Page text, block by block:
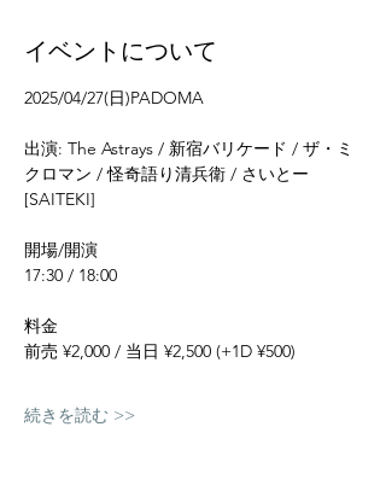
イベントについて
2025/04/27(日)PADOMA
出演: The Astrays / 新宿バリケード / ザ・ミ
クロマン / 怪奇語り清兵衛 / さいとー
[SAITEKI]
開場/開演
17:30 / 18:00
料金
前売 ¥2,000 / 当日 ¥2,500 (+1D ¥500)
続きを読む >>